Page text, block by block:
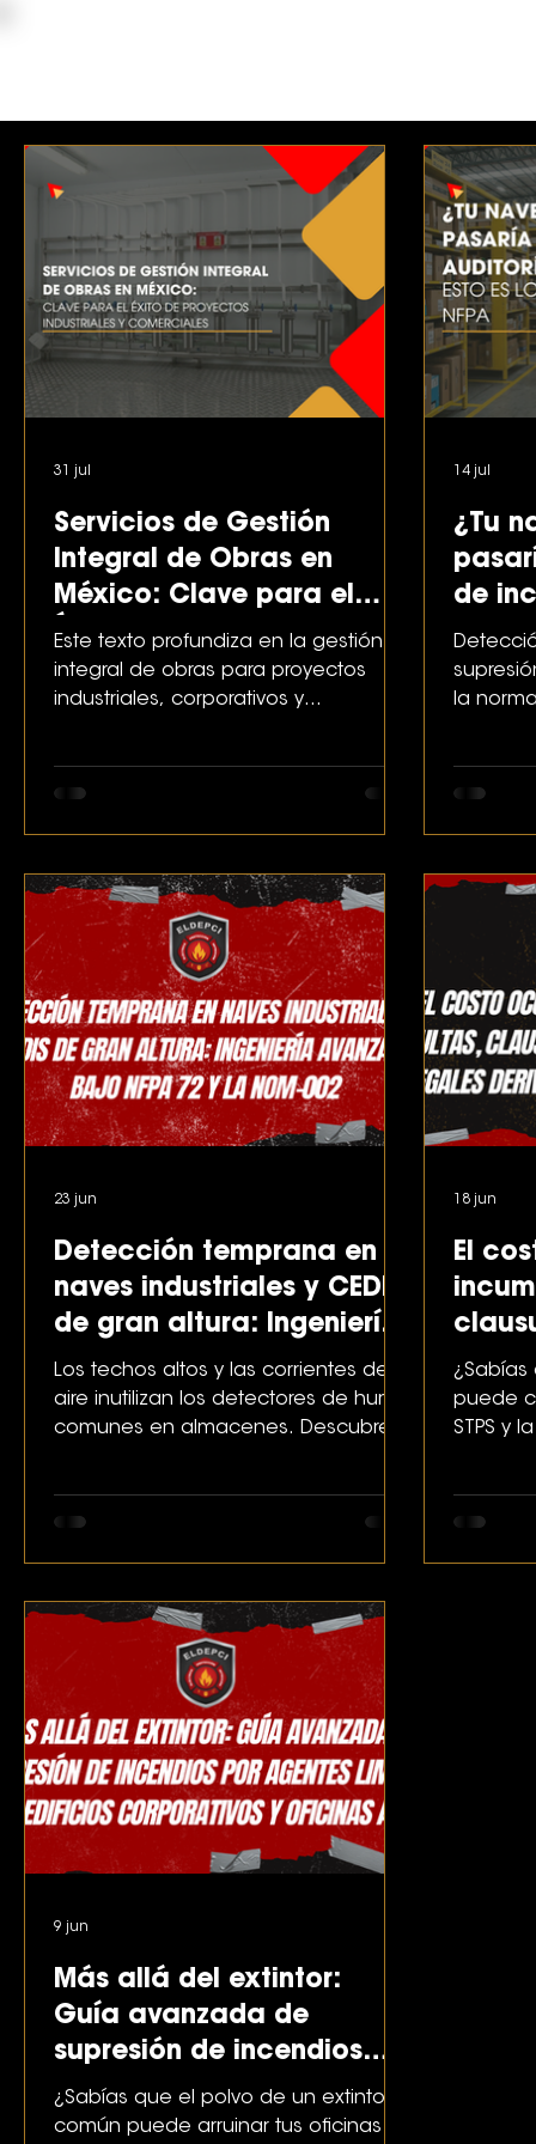
Servicios de Gestión
Integral de Obras en
México: Clave para el
Éxito de Proyectos
Industriales y Comerciales
Este texto profundiza en la gestión
integral de obras para proyectos
industriales, corporativos y
multidisciplinaria. Se abordan las
técnica hasta el control de costos
(CAPEX/OPEX), gestión de
contratistas y cumplimiento de
normativas locales e internacionales.
31 jul
¿Tu
de
que
la
14 jul
Detección temprana en
naves industriales y CEDIS
de gran altura: Ingeniería
avanzada bajo NFPA 72 y
la NOM-002
Los techos altos y las corrientes de
aire inutilizan los detectores de humo
comunes en almacenes. Descubre
23 jun
El
STPS
¿Sabías
puede
STPS y
18 jun
Más allá del extintor:
Guía avanzada de
supresión de incendios
por agentes limpios en
edificios corporativos y
¿Sabías que el polvo de un extintor
común puede arruinar tus oficinas
9 jun